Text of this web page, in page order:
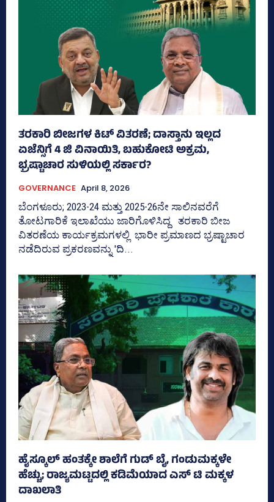
ತರಕಾರಿ ಬೀಜಗಳ ಕಿಟ್ ವಿತರಣೆ; ದಾಸ್ತಾನು ಇಲ್ಲದ
ಏಜೆನ್ಸಿಗೆ 4 ಜಿ ವಿನಾಯಿತಿ, ಬಹುಕೋಟಿ ಅಕ್ರಮ,
ಭ್ರಷ್ಟಾಚಾರ ಸುಳಿಯಲ್ಲಿ ಸರ್ಕಾರ?
GOVERNANCE April 8, 2026
ಬೆಂಗಳೂರು; 2023-24 ಮತ್ತು 2025-26ನೇ ಸಾಲಿನವರೆಗೆ
ತೋಟಗಾರಿಕೆ ಇಲಾಖೆಯು ಜಾರಿಗೊಳಿಸಿದ್ದ ತರಕಾರಿ ಬೀಜ
ವಿತರಣೆಯ ಕಾರ್ಯಕ್ರಮಗಳಲ್ಲಿ ಭಾರೀ ಪ್ರಮಾಣದ ಭ್ರಷ್ಟಾಚಾರ
ನಡೆದಿರುವ ಪ್ರಕರಣವನ್ನು 'ದಿ...
ಹೈಸ್ಕೂಲ್‌ ಹಂತಕ್ಕೇ ಶಾಲೆಗೆ ಗುಡ್‌ ಬೈ, ಗಂಡುಮಕ್ಕಳೇ
ಹೆಚ್ಚು; ರಾಜ್ಯಮಟ್ಟದಲ್ಲಿ ಕಡಿಮೆಯಾದ ಎಸ್‌ ಟಿ ಮಕ್ಕಳ
ದಾಖಲಾತಿ